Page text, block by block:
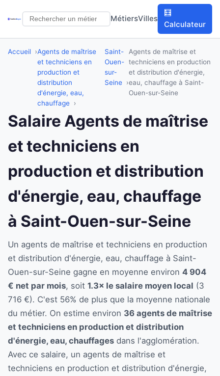
MétiersVilles
🧮
Calculateur
Accueil
Agents de maîtrise
et techniciens en
production et
distribution
d'énergie, eau,
chauffage
Saint-
Ouen-
sur-
Seine
Agents de maîtrise et
techniciens en production
et distribution d'énergie,
eau, chauffage à Saint-
Ouen-sur-Seine
Salaire Agents de maîtrise
et techniciens en
production et distribution
d'énergie, eau, chauffage
à Saint-Ouen-sur-Seine
Un agents de maîtrise et techniciens en production
et distribution d'énergie, eau, chauffage à Saint-
Ouen-sur-Seine gagne en moyenne environ 4 904
€ net par mois, soit 1.3× le salaire moyen local (3
716 €). C'est 56% de plus que la moyenne nationale
du métier. On estime environ 36 agents de maîtrise
et techniciens en production et distribution
d'énergie, eau, chauffages dans l'agglomération.
Avec ce salaire, un agents de maîtrise et
techniciens en production et distribution d'énergie,